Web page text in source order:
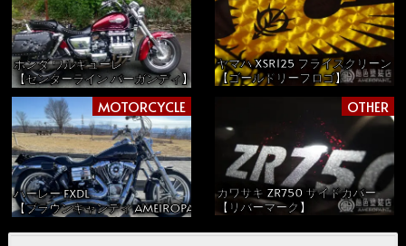
ホンダ ワルキューレ
【センターライン バーガンディ】
ヤマハ XSR125 フライスクリーン
【ゴールドリーフロゴ】
MOTORCYCLE
ハーレー FXDL
【ブラウンキャンディ AMEIROPAINT】
OTHER
カワサキ ZR750 サイドカバー
【リバーマーク】